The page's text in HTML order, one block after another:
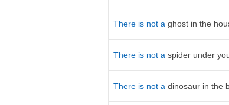
There is not a ghost in the
There is not a spider under
There is not a dinosaur in the